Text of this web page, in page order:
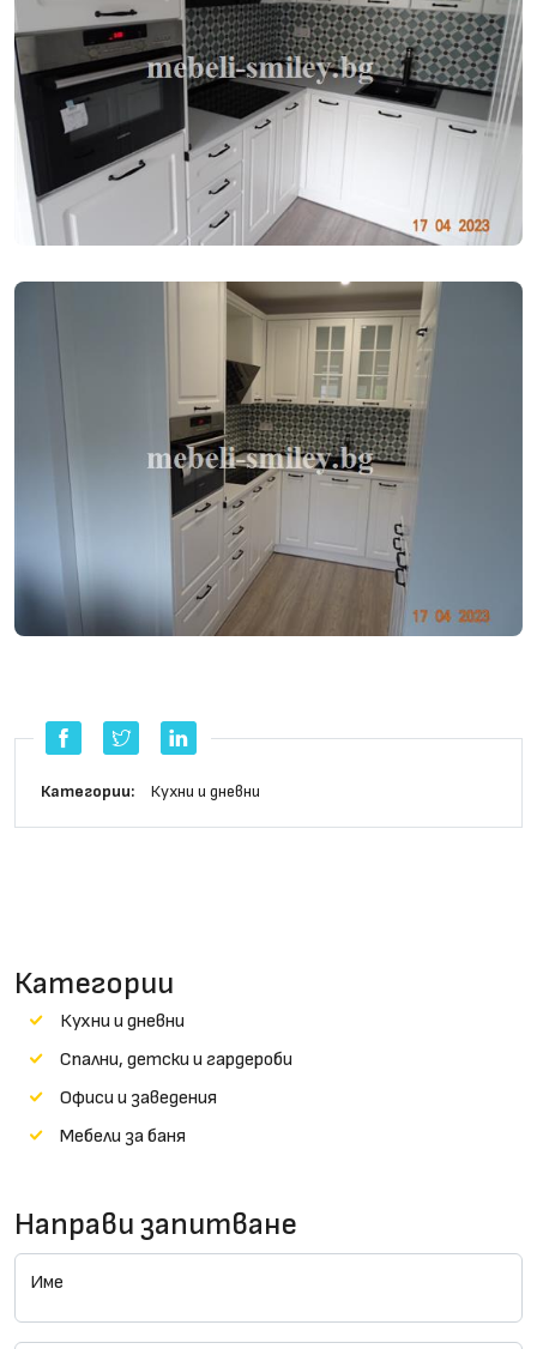
Категории: Кухни и дневни
Категории
Кухни и дневни
Cпални, детски и гардероби
Офиси и заведения
Мебели за баня
Направи запитване
Име